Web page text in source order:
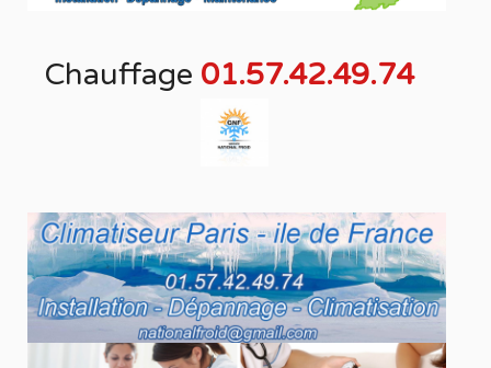
Chauffage 01.57.42.49.74